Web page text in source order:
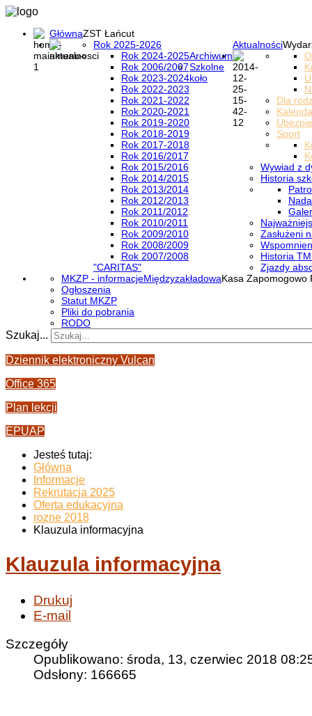
GłównaZST Łańcut
Aktualności
Rok 2025-2026
Archiwum
Rok 2024-2025
Rok 2006/2007
Rok 2023-2024
Rok 2022-2023
Rok 2021-2022
Rok 2020-2021
Rok 2019-2020
Rok 2018-2019
Rok 2017-2018
Rok 2016/2017
Rok 2015/2016
Rok 2014/2015
Rok 2013/2014
Rok 2012/2013
Rok 2011/2012
Rok 2010/2011
Rok 2009/2010
Rok 2008/2009
Rok 2007/2008
Szkolne
koło
"CARITAS"
Dla
Sport
Wywiad z
Historia
Zasłużeni
Historia
Zjazdy
MiędzyzakładowaKasa Zapomogowo
MKZP - informacje
Ogłoszenia
Statut MKZP
Pliki do pobrania
RODO
Szukaj...
Dziennik elektroniczny Vulcan
Office 365
Plan lekcji
EPUAP
Jesteś tutaj:
Główna
Informacje
Rekrutacja 2025
Oferta edukacyjna
rozne 2018
Klauzula informacyjna
Klauzula informacyjna
Drukuj
E-mail
Szczegóły
Opublikowano: środa, 13, czerwiec 2018
Odsłony: 166665